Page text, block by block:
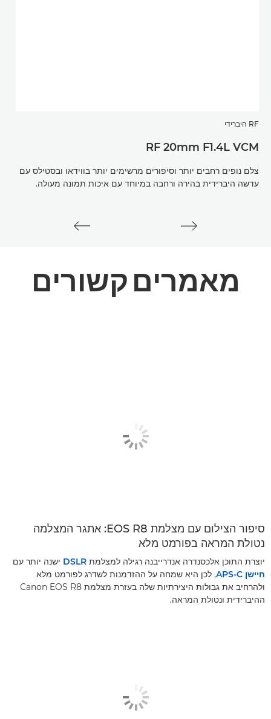
RF היברידי
RF 20mm F1.4L VCM
צלם נופים רחבים יותר וסיפורים מרשימים יותר בווידאו ובסטילס עם
עדשה היברידית בהירה ורחבה במיוחד עם איכות תמונה מעולה.
מאמרים קשורים
סיפור הצילום עם מצלמת EOS R8: אתגר המצלמה
נטולת המראה בפורמט מלא
יוצרת התוכן אלכסנדרה אנדרייבנה רגילה למצלמת DSLR ישנה יותר עם
חיישן APS-C
, לכן היא שמחה על ההזדמנות לשדרג לפורמט מלא
ולהרחיב את גבולות היצירתיות שלה בעזרת מצלמת Canon EOS R8
ההיברידית ונטולת המראה.